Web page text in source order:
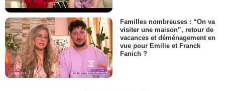
Familles nombreuses : “On va
visiter une maison”, retour de
vacances et déménagement en
vue pour Emilie et Franck
Fanich ?